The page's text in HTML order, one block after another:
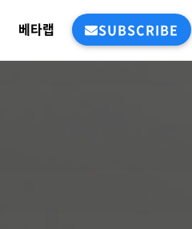
베타랩 SUBSCRIBE